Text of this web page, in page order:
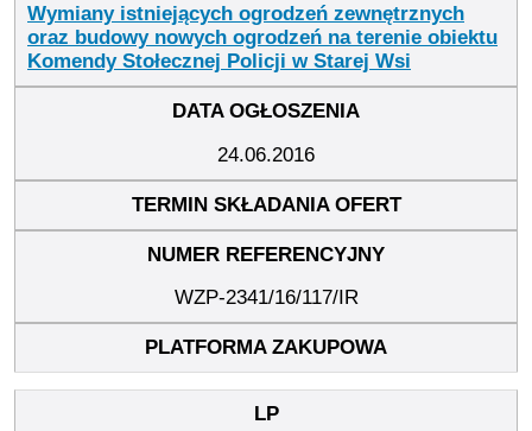
Wymiany istniejących ogrodzeń zewnętrznych
oraz budowy nowych ogrodzeń na terenie obiektu
Komendy Stołecznej Policji w Starej Wsi
24.06.2016
WZP-2341/16/117/IR